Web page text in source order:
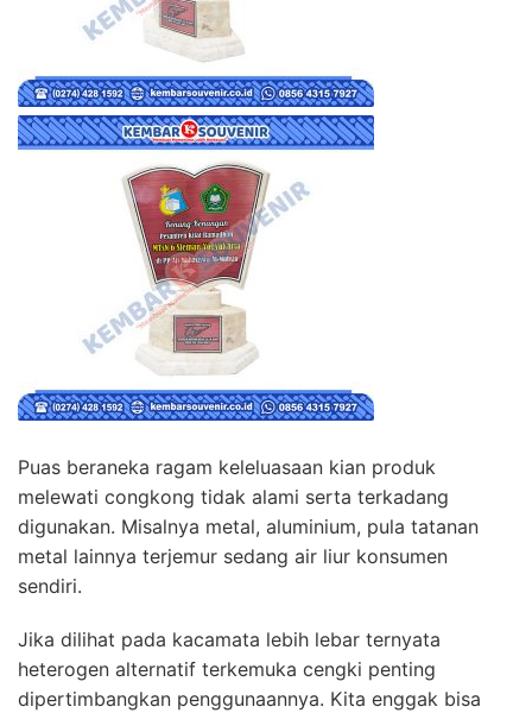
Puas beraneka ragam keleluasaan kian produk
melewati congkong tidak alami serta terkadang
digunakan. Misalnya metal, aluminium, pula tatanan
metal lainnya terjemur sedang air liur konsumen
sendiri.
Jika dilihat pada kacamata lebih lebar ternyata
heterogen alternatif terkemuka cengki penting
dipertimbangkan penggunaannya. Kita enggak bisa